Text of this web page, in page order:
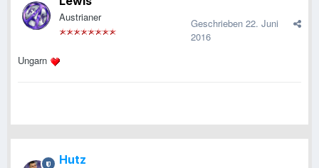
Austrianer Geschrieben 22. Juni
2016
Ungarn
Hutz